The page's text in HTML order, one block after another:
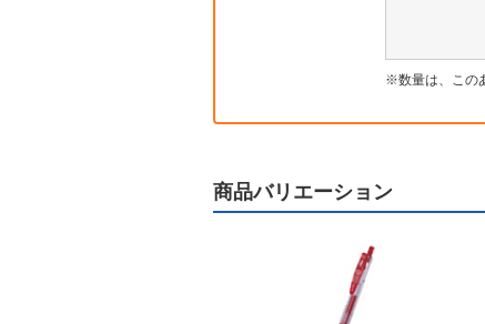
数量は、この
商品バリエーション